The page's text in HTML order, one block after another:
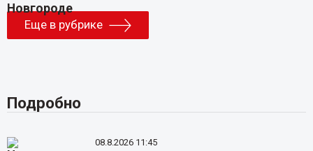
Еще в рубрике
Подробно
08.8.2026 11:45